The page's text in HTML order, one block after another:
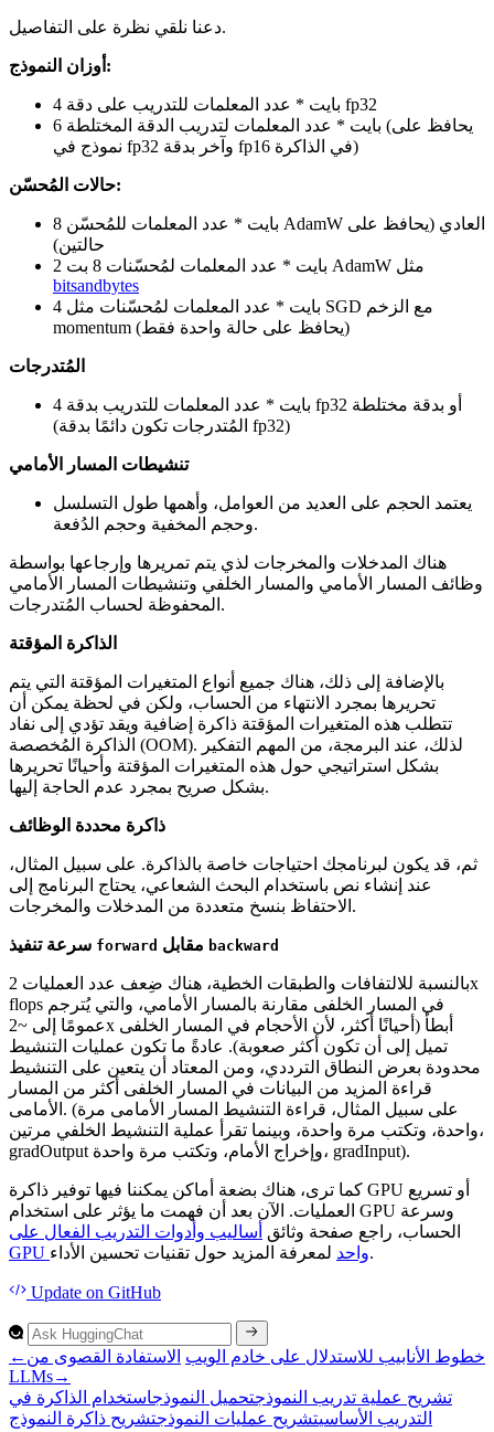
دعنا نلقي نظرة على التفاصيل.
أوزان النموذج:
4 بايت * عدد المعلمات للتدريب على دقة fp32
6 بايت * عدد المعلمات لتدريب الدقة المختلطة (يحافظ على
نموذج في fp32 وآخر بدقة fp16 في الذاكرة)
حالات المُحسّن:
8 بايت * عدد المعلمات للمُحسّن AdamW العادي (يحافظ على
حالتين)
2 بايت * عدد المعلمات لمُحسّنات 8 بت AdamW مثل
bitsandbytes
4 بايت * عدد المعلمات لمُحسّنات مثل SGD مع الزخم
momentum (يحافظ على حالة واحدة فقط)
المُتدرجات
4 بايت * عدد المعلمات للتدريب بدقة fp32 أو بدقة مختلطة
(المُتدرجات تكون دائمًا بدقة fp32)
تنشيطات المسار الأمامي
يعتمد الحجم على العديد من العوامل، وأهمها طول التسلسل
وحجم المخفية وحجم الدُفعة.
هناك المدخلات والمخرجات لذي يتم تمريرها وإرجاعها بواسطة
وظائف المسار الأمامي والمسار الخلفي وتنشيطات المسار الأمامي
المحفوظة لحساب المُتدرجات.
الذاكرة المؤقتة
بالإضافة إلى ذلك، هناك جميع أنواع المتغيرات المؤقتة التي يتم
تحريرها بمجرد الانتهاء من الحساب، ولكن في لحظة يمكن أن
تتطلب هذه المتغيرات المؤقتة ذاكرة إضافية ويقد تؤدي إلى نفاد
الذاكرة المُخصصة (OOM). لذلك، عند البرمجة، من المهم التفكير
بشكل استراتيجي حول هذه المتغيرات المؤقتة وأحيانًا تحريرها
بشكل صريح بمجرد عدم الحاجة إليها.
ذاكرة محددة الوظائف
ثم، قد يكون لبرنامجك احتياجات خاصة بالذاكرة. على سبيل المثال،
عند إنشاء نص باستخدام البحث الشعاعي، يحتاج البرنامج إلى
الاحتفاظ بنسخ متعددة من المدخلات والمخرجات.
forward backward
بالنسبة للالتفافات والطبقات الخطية، هناك ضِعف عدد العمليات 2x
flops في المسار الخلفى مقارنة بالمسار الأمامي، والتي يُترجم
عمومًا إلى ~2x أبطأ (أحيانًا أكثر، لأن الأحجام في المسار الخلفى
تميل إلى أن تكون أكثر صعوبة). عادةً ما تكون عمليات التنشيط
محدودة بعرض النطاق الترددي، ومن المعتاد أن يتعين على التنشيط
قراءة المزيد من البيانات في المسار الخلفى أكثر من المسار
الأمامى. (على سبيل المثال، قراءة التنشيط المسار الأمامى مرة
واحدة، وتكتب مرة واحدة، وبينما تقرأ عملية التنشيط الخلفي مرتين،
gradOutput وإخراج الأمام، وتكتب مرة واحدة، gradInput).
كما ترى، هناك بضعة أماكن يمكننا فيها توفير ذاكرة GPU أو تسريع
العمليات. الآن بعد أن فهمت ما يؤثر على استخدام GPU وسرعة
الحساب، راجع صفحة وثائق أساليب وأدوات التدريب الفعال على
GPU واحدلمعرفة المزيد حول تقنيات تحسين الأداء.
Update on GitHub
← خطوط الأنابيب للاستدلال على خادم الويب الاستفادة القصوى من
LLMs→
تشريح عملية تدريب النموذجتحميل النموذجاستخدام الذاكرة في
التدريب الأساسيتشريح عمليات النموذجتشريح ذاكرة النموذج